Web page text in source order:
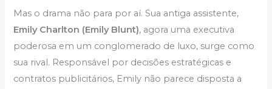
Mas o drama não para por aí. Sua antiga assistente,
Emily Charlton (Emily Blunt), agora uma executiva
poderosa em um conglomerado de luxo, surge como
sua rival. Responsável por decisões estratégicas e
contratos publicitários, Emily não parece disposta a